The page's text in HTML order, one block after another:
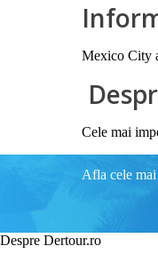
Mexico City
Cele mai
Afla cele mai
Despre Dertour.ro